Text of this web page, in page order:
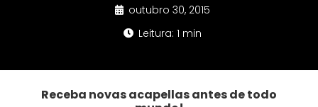
outubro 30, 2015
Leitura: 1 min
Receba novas acapellas antes de todo